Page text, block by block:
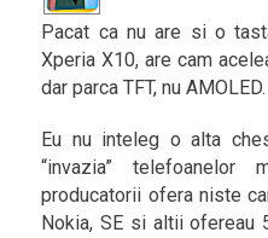
Pacat ca nu are si o
Xperia X10, are cam
dar parca TFT, nu AMOLED.
Eu nu inteleg o alta
“invazia”
producatorii ofera niste
Nokia, SE si altii ofereau